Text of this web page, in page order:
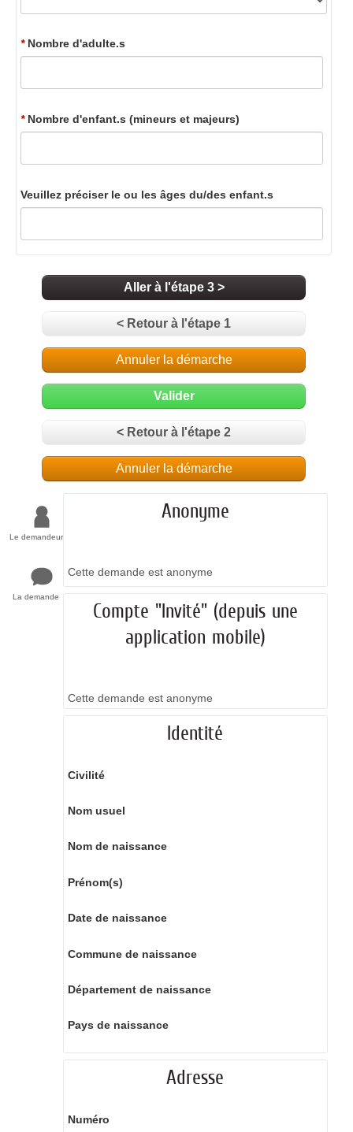
*Nombre d'adulte.s
*Nombre d'enfant.s (mineurs et majeurs)
Veuillez préciser le ou les âges du/des enfant.s
Aller à l'étape 3 >
< Retour à l'étape 1
Annuler la démarche
Valider
< Retour à l'étape 2
Annuler la démarche
Le demandeur
La demande
Anonyme
Cette demande est anonyme
Compte "Invité" (depuis une
application mobile)
Cette demande est anonyme
Identité
Civilité
Nom usuel
Nom de naissance
Prénom(s)
Date de naissance
Commune de naissance
Département de naissance
Pays de naissance
Adresse
Numéro